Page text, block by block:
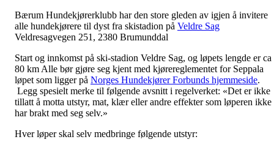
Bærum Hundekjørerklubb har den store gleden av igjen å invitere
alle hundekjørere til dyst fra skistadion på Veldre Sag
Veldresagvegen 251, 2380 Brumunddal
Start og innkomst på ski-stadion Veldre Sag, og løpets lengde er ca
80 km Alle bør gjøre seg kjent med kjørereglementet for Seppala
løpet som ligger på Norges Hundekjører Forbunds hjemmeside.
Legg spesielt merke til følgende avsnitt i regelverket: «Det er ikke
tillatt å motta utstyr, mat, klær eller andre effekter som løperen ikke
har brakt med seg selv.»
Hver løper skal selv medbringe følgende utstyr: